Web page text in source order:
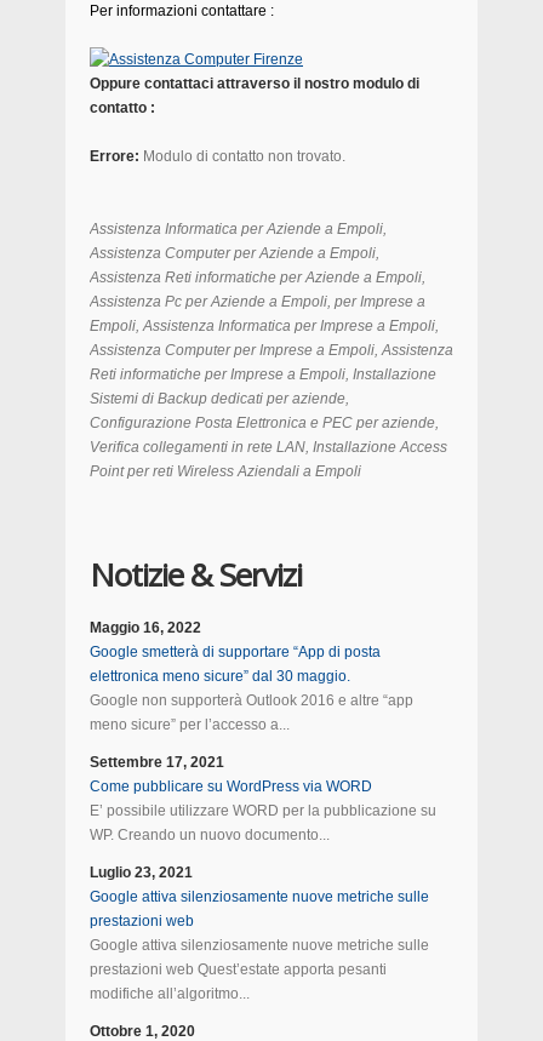
Per informazioni contattare :
Oppure contattaci attraverso il nostro modulo di
contatto :
Errore: Modulo di contatto non trovato.
Assistenza Informatica per Aziende a Empoli,
Assistenza Computer per Aziende a Empoli,
Assistenza Reti informatiche per Aziende a Empoli,
Assistenza Pc per Aziende a Empoli, per Imprese a
Empoli, Assistenza Informatica per Imprese a Empoli,
Assistenza Computer per Imprese a Empoli, Assistenza
Reti informatiche per Imprese a Empoli, Installazione
Sistemi di Backup dedicati per aziende,
Configurazione Posta Elettronica e PEC per aziende,
Verifica collegamenti in rete LAN, Installazione Access
Point per reti Wireless Aziendali a Empoli
Notizie & Servizi
Maggio 16, 2022
Google smetterà di supportare “App di posta
elettronica meno sicure” dal 30 maggio.
Google non supporterà Outlook 2016 e altre “app
meno sicure” per l’accesso a...
Settembre 17, 2021
Come pubblicare su WordPress via WORD
E’ possibile utilizzare WORD per la pubblicazione su
WP. Creando un nuovo documento...
Luglio 23, 2021
Google attiva silenziosamente nuove metriche sulle
prestazioni web
Google attiva silenziosamente nuove metriche sulle
prestazioni web Quest’estate apporta pesanti
modifiche all’algoritmo...
Ottobre 1, 2020